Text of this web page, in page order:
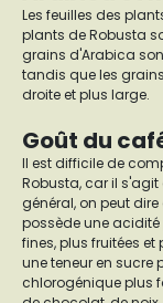
Les feuilles des
plants de Robusta
grains d'Arabica
tandis que les
droite et plus large.
Goût du
Il est difficile de
Robusta, car il s'agit
général, on peut
possède une
fines, plus fruitées et
une teneur en sucre
chlorogénique plus